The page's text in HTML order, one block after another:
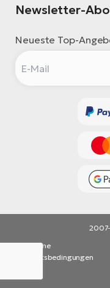
Newsletter-
Neueste Top-
Allgemeine
Geschäftsbedingungen